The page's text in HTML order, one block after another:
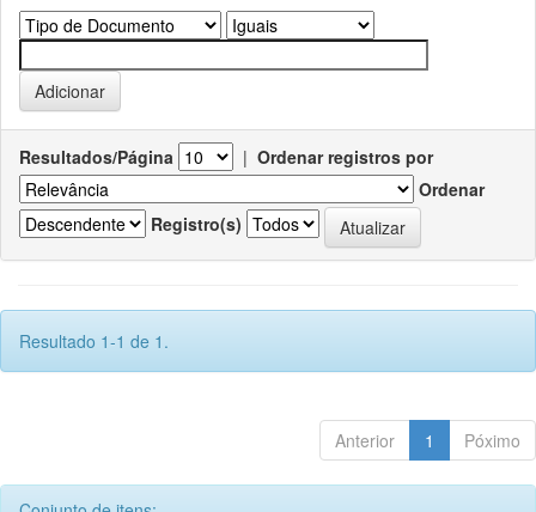
Resultados/Página | Ordenar registros por
Ordenar
Registro(s)
Resultado 1-1 de 1.
Anterior 1 Póximo